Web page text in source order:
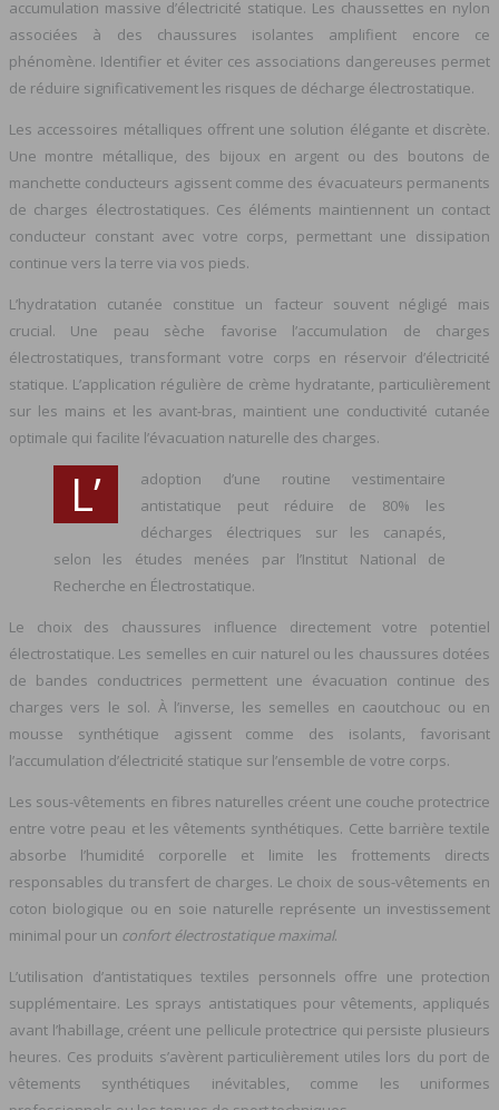
accumulation massive d’électricité statique. Les chaussettes en nylon
associées à des chaussures isolantes amplifient encore ce
phénomène. Identifier et éviter ces associations dangereuses permet
de réduire significativement les risques de décharge électrostatique.
Les accessoires métalliques offrent une solution élégante et discrète.
Une montre métallique, des bijoux en argent ou des boutons de
manchette conducteurs agissent comme des évacuateurs permanents
de charges électrostatiques. Ces éléments maintiennent un contact
conducteur constant avec votre corps, permettant une dissipation
continue vers la terre via vos pieds.
L’hydratation cutanée constitue un facteur souvent négligé mais
crucial. Une peau sèche favorise l’accumulation de charges
électrostatiques, transformant votre corps en réservoir d’électricité
statique. L’application régulière de crème hydratante, particulièrement
sur les mains et les avant-bras, maintient une conductivité cutanée
optimale qui facilite l’évacuation naturelle des charges.
L’
adoption d’une routine vestimentaire
antistatique peut réduire de 80% les
décharges électriques sur les canapés,
selon les études menées par l’Institut National de
Recherche en Électrostatique.
Le choix des chaussures influence directement votre potentiel
électrostatique. Les semelles en cuir naturel ou les chaussures dotées
de bandes conductrices permettent une évacuation continue des
charges vers le sol. À l’inverse, les semelles en caoutchouc ou en
mousse synthétique agissent comme des isolants, favorisant
l’accumulation d’électricité statique sur l’ensemble de votre corps.
Les sous-vêtements en fibres naturelles créent une couche protectrice
entre votre peau et les vêtements synthétiques. Cette barrière textile
absorbe l’humidité corporelle et limite les frottements directs
responsables du transfert de charges. Le choix de sous-vêtements en
coton biologique ou en soie naturelle représente un investissement
minimal pour un confort électrostatique maximal.
L’utilisation d’antistatiques textiles personnels offre une protection
supplémentaire. Les sprays antistatiques pour vêtements, appliqués
avant l’habillage, créent une pellicule protectrice qui persiste plusieurs
heures. Ces produits s’avèrent particulièrement utiles lors du port de
vêtements synthétiques inévitables, comme les uniformes